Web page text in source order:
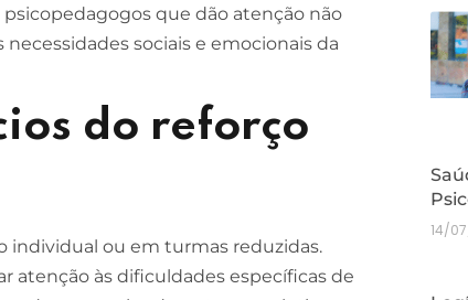
que dão atenção não
sociais e emocionais da
do reforço
individual ou em turmas reduzidas.
atenção às dificuldades específicas de
14/